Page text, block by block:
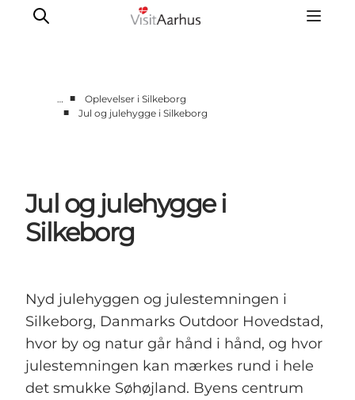
Randers
Silkeborg
Viborg
… ■
Oplevelser i Silkeborg
■
Jul og julehygge i Silkeborg
Jul og julehygge i
Silkeborg
Nyd julehyggen og julestemningen i
Silkeborg, Danmarks Outdoor Hovedstad,
hvor by og natur går hånd i hånd, og hvor
julestemningen kan mærkes rund i hele
det smukke Søhøjland. Byens centrum